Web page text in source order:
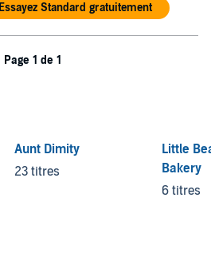
Essayez Standard gratuitement
Page 1 de 1
Aunt Dimity
23 titres
Little
Bakery
6 titres